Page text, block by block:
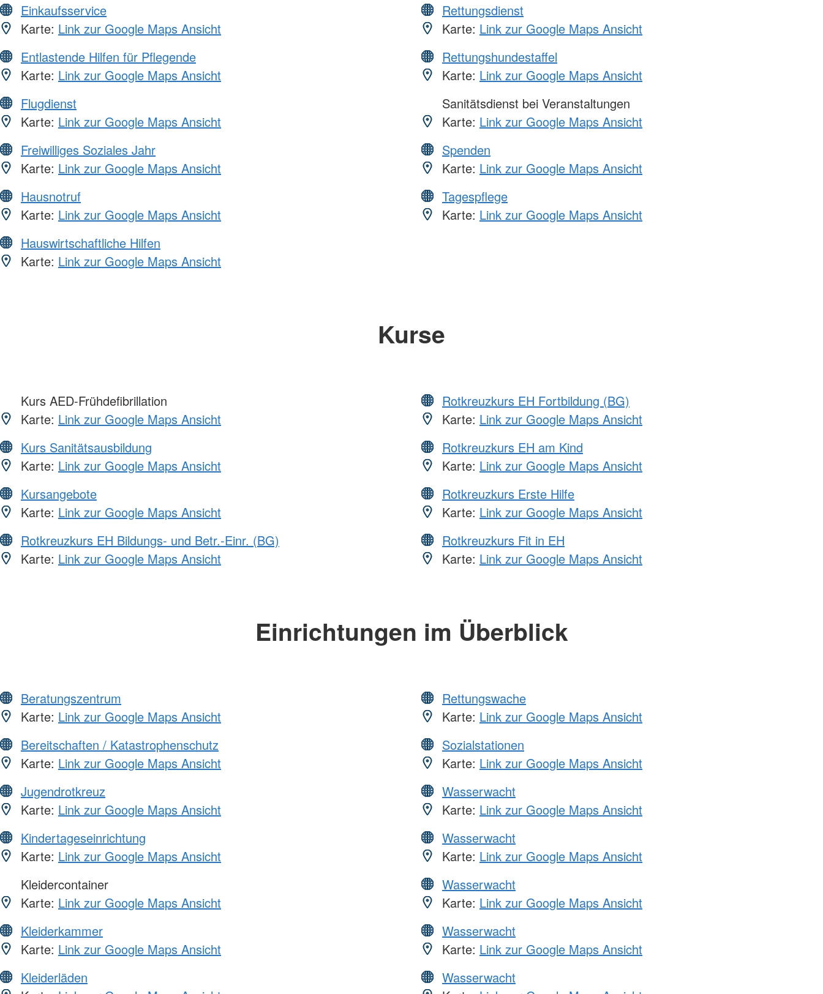
Einkaufsservice
Karte: Link zur Google Maps Ansicht
Entlastende Hilfen für Pflegende
Karte: Link zur Google Maps Ansicht
Flugdienst
Karte: Link zur Google Maps Ansicht
Freiwilliges Soziales Jahr
Karte: Link zur Google Maps Ansicht
Hausnotruf
Karte: Link zur Google Maps Ansicht
Hauswirtschaftliche Hilfen
Karte: Link zur Google Maps Ansicht
Rettungsdienst
Karte: Link zur Google Maps Ansicht
Rettungshundestaffel
Karte: Link zur Google Maps Ansicht
Sanitätsdienst bei Veranstaltungen
Karte: Link zur Google Maps Ansicht
Spenden
Karte: Link zur Google Maps Ansicht
Tagespflege
Karte: Link zur Google Maps Ansicht
Kurse
Kurs AED-Frühdefibrillation
Karte: Link zur Google Maps Ansicht
Kurs Sanitätsausbildung
Karte: Link zur Google Maps Ansicht
Kursangebote
Karte: Link zur Google Maps Ansicht
Rotkreuzkurs EH Bildungs- und Betr.-Einr. (BG)
Karte: Link zur Google Maps Ansicht
Rotkreuzkurs EH Fortbildung (BG)
Karte: Link zur Google Maps Ansicht
Rotkreuzkurs EH am Kind
Karte: Link zur Google Maps Ansicht
Rotkreuzkurs Erste Hilfe
Karte: Link zur Google Maps Ansicht
Rotkreuzkurs Fit in EH
Karte: Link zur Google Maps Ansicht
Einrichtungen im Überblick
Beratungszentrum
Karte: Link zur Google Maps Ansicht
Bereitschaften / Katastrophenschutz
Karte: Link zur Google Maps Ansicht
Jugendrotkreuz
Karte: Link zur Google Maps Ansicht
Kindertageseinrichtung
Karte: Link zur Google Maps Ansicht
Kleidercontainer
Karte: Link zur Google Maps Ansicht
Kleiderkammer
Karte: Link zur Google Maps Ansicht
Kleiderläden
Rettungswache
Karte: Link zur Google Maps Ansicht
Sozialstationen
Karte: Link zur Google Maps Ansicht
Wasserwacht
Karte: Link zur Google Maps Ansicht
Wasserwacht
Karte: Link zur Google Maps Ansicht
Wasserwacht
Karte: Link zur Google Maps Ansicht
Wasserwacht
Karte: Link zur Google Maps Ansicht
Wasserwacht